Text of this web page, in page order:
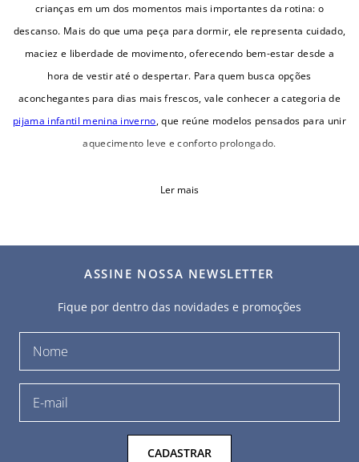
crianças em um dos momentos mais importantes da rotina: o
descanso. Mais do que uma peça para dormir, ele representa cuidado,
maciez e liberdade de movimento, oferecendo bem-estar desde a
hora de vestir até o despertar. Para quem busca opções
aconchegantes para dias mais frescos, vale conhecer a categoria de
pijama infantil menina inverno, que reúne modelos pensados para unir
aquecimento leve e conforto prolongado.
Ler mais
ASSINE NOSSA NEWSLETTER
Fique por dentro das novidades e promoções
CADASTRAR